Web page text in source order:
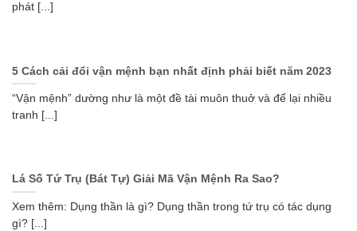
phát [...]
5 Cách cải đổi vận mệnh bạn nhất định phải biết năm 2023
“Vận mệnh” dường như là một đề tài muôn thuở và để lại nhiều
tranh [...]
Lá Số Tứ Trụ (Bát Tự) Giải Mã Vận Mệnh Ra Sao?
Xem thêm: Dụng thần là gì? Dụng thần trong tứ trụ có tác dụng
gì? [...]